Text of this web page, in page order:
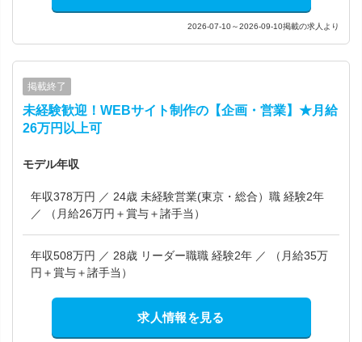
2026-07-10～2026-09-10掲載の求人より
掲載終了
未経験歓迎！WEBサイト制作の【企画・営業】★月給
26万円以上可
モデル年収
年収378万円 ／ 24歳 未経験営業(東京・総合）職 経験2年
／ （月給26万円＋賞与＋諸手当）
年収508万円 ／ 28歳 リーダー職職 経験2年 ／ （月給35万
円＋賞与＋諸手当）
求人情報を見る